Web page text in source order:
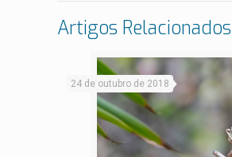
Artigos Relacionados
24 de outubro de 2018